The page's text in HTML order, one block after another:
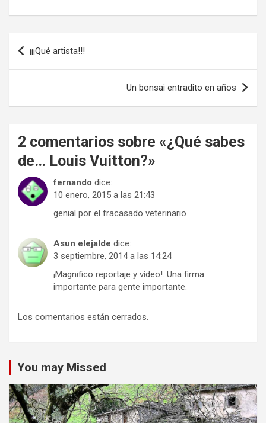
Navegación
de
¡¡¡Qué artista!!!
Un bonsai entradito en años
2 comentarios sobre «¿Qué sabes
de… Louis Vuitton?»
fernando dice:
10 enero, 2015 a las 21:43
genial por el fracasado veterinario
Asun elejalde dice:
3 septiembre, 2014 a las 14:24
¡Magnifico reportaje y vídeo!. Una firma
importante para gente importante.
Los comentarios están cerrados.
You may Missed